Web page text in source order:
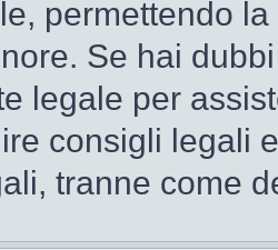
permettendo
Se hai
legale per
consigli legali
tranne come